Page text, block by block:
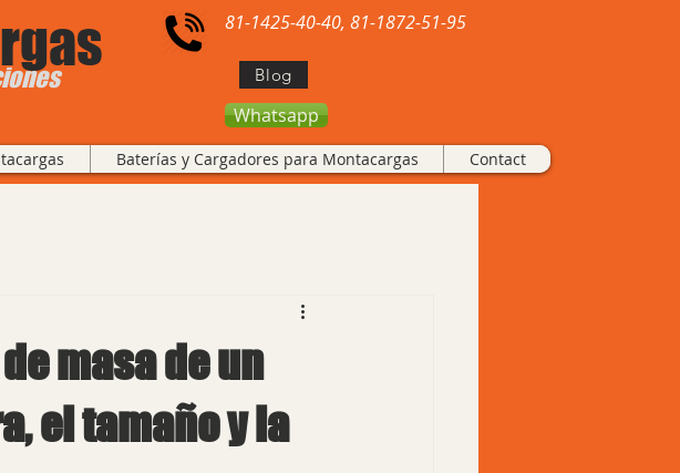
81-1425-40-40, 81-1872-51-95
Blog
Whatsapp
Baterías y Cargadores para Montacargas Contact
masa de un
el tamaño y la